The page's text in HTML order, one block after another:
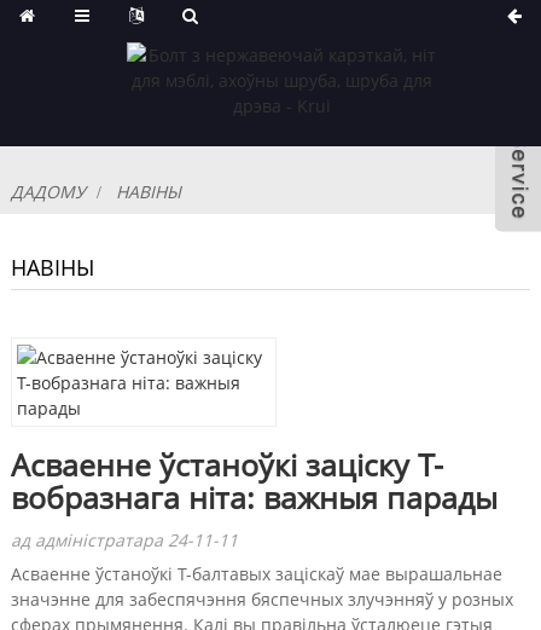
ДАДОМУ НАВІНЫ
НАВІНЫ
Асваенне ўстаноўкі заціску Т-
вобразнага ніта: важныя парады
ад адміністратара 24-11-11
Асваенне ўстаноўкі Т-балтавых заціскаў мае вырашальнае
значэнне для забеспячэння бяспечных злучэнняў у розных
сферах прымянення. Калі вы правільна ўсталюеце гэтыя